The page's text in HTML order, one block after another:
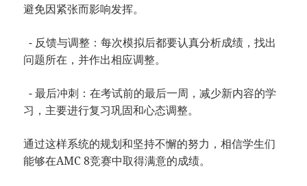
避免因紧张而影响发挥。
- 反馈与调整：每次模拟后都要认真分析成绩，找出
问题所在，并作出相应调整。
- 最后冲刺：在考试前的最后一周，减少新内容的学
习，主要进行复习巩固和心态调整。
通过这样系统的规划和坚持不懈的努力，相信学生们
能够在AMC 8竞赛中取得满意的成绩。